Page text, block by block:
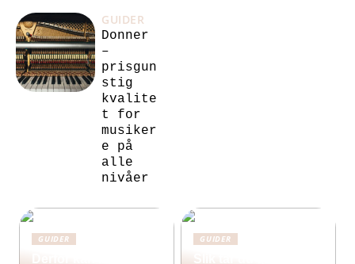
GUIDER
Donner
–
prisgun
stig
kvalite
t for
musiker
e på
alle
nivåer
GUIDER GUIDER